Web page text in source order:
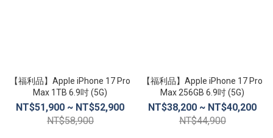
【福利品】Apple iPhone 17 Pro
Max 1TB 6.9吋 (5G)
NT$51,900 ~ NT$52,900
NT$58,900
【福利品】Apple iPhone 17 Pro
Max 256GB 6.9吋 (5G)
NT$38,200 ~ NT$40,200
NT$44,900